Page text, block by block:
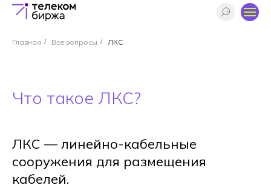
Главная / Все вопросы / ЛКС
Что такое ЛКС?
ЛКС — линейно-кабельные
сооружения для размещения
кабелей.